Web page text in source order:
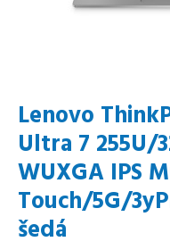
Lenovo
Ultra 7 255U/
WUXGA IPS
Touch/5G/
šedá